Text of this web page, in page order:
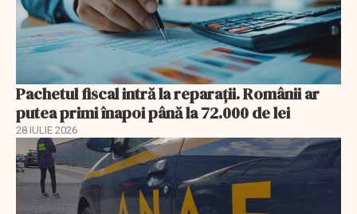
Pachetul fiscal intră la reparații. Românii ar
putea primi înapoi până la 72.000 de lei
28 IULIE 2026